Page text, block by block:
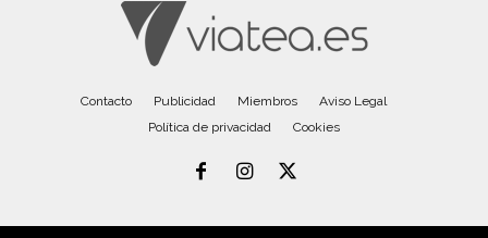
Contacto Publicidad Miembros
Aviso Legal
Política de privacidad
Cookies